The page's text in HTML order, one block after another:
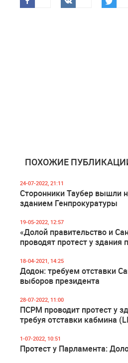
ПОХОЖИЕ
24-07-2022, 21:11
Сторонники Таубер вышли
зданием Генпрокуратуры
19-05-2022, 12:57
«Долой правительство и
проводят протест у
18-04-2021, 14:25
Додон: требуем отставки
выборов президента
28-07-2022, 11:00
ПСРМ проводит протест у
требуя отставки кабмина
1-07-2022, 10:51
Протест у Парламента: